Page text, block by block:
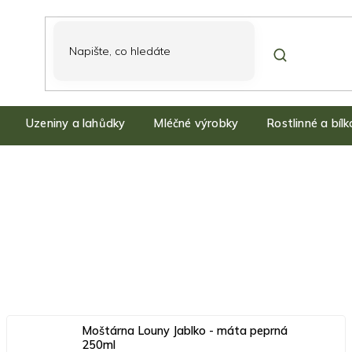
Uzeniny a lahůdky Mléčné výrobky Rostlinné a
Moštárna Louny Jablko - máta peprná
250ml